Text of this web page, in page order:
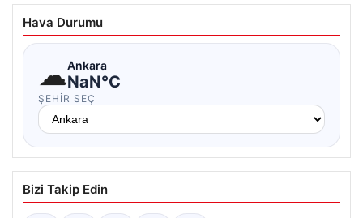
Hava Durumu
☁Ankara
NaN°C
ŞEHIR SEÇ
Bizi Takip Edin